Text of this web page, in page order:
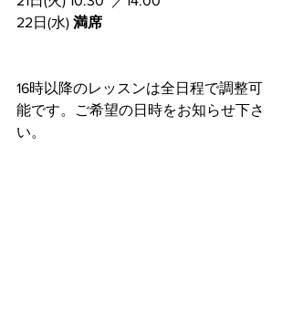
22日(水) 満席
16時以降のレッスンは全日程で調整可
能です。ご希望の日時をお知らせ下さ
い。